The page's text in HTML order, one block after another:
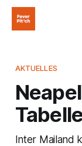
AKTUELLES
Inter Mailand